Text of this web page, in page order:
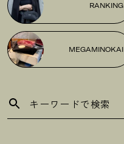
RANKING
MEGAMINOKAI